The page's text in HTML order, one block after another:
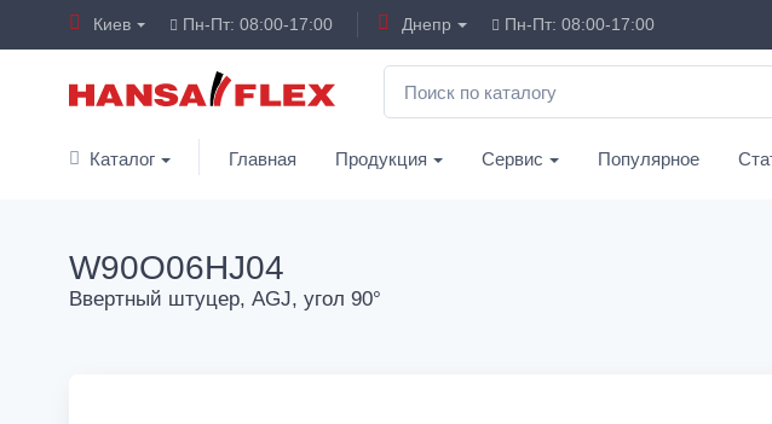
Киев Пн-Пт: 08:00-17:00 Днепр Пн-Пт: 08:00-17:00
Каталог Главная Продукция Сервис Популярное
W90O06HJ04
Ввертный штуцер, AGJ, угол 90°